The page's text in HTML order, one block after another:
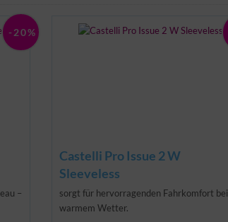
–
-20%
Castelli Pro Issue 2 W
Sleeveless
sorgt für hervorragenden Fahrkomfort bei
warmem Wetter.